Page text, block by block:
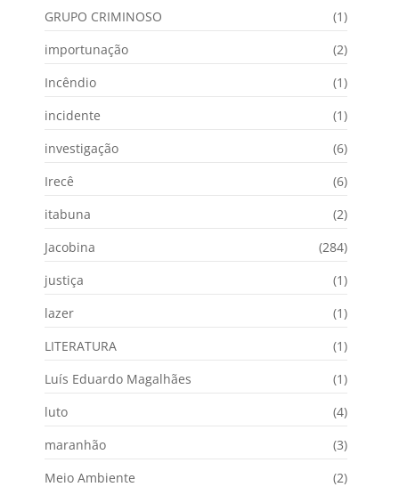
GRUPO CRIMINOSO
(1)
importunação
(2)
Incêndio
(1)
incidente
(1)
investigação
(6)
Irecê
(6)
itabuna
(2)
Jacobina
(284)
justiça
(1)
lazer
(1)
LITERATURA
(1)
Luís Eduardo Magalhães
(1)
luto
(4)
maranhão
(3)
Meio Ambiente
(2)